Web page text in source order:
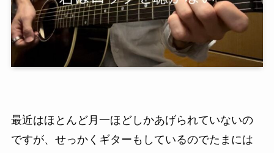
最近はほとんど月一ほどしかあげられていないの
ですが、せっかくギターもしているのでたまには